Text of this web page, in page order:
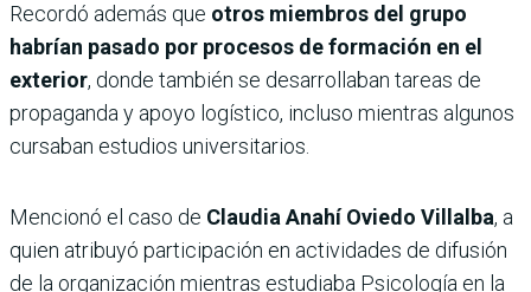
Recordó además que otros miembros del grupo
habrían pasado por procesos de formación en el
exterior, donde también se desarrollaban tareas de
propaganda y apoyo logístico, incluso mientras algunos
cursaban estudios universitarios.
Mencionó el caso de Claudia Anahí Oviedo Villalba, a
quien atribuyó participación en actividades de difusión
de la organización mientras estudiaba Psicología en la